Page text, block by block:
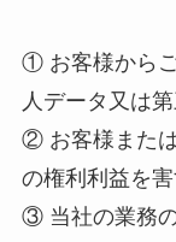
① お客様から
人データ又は
② お客様また
の権利利益を
③ 当社の業務